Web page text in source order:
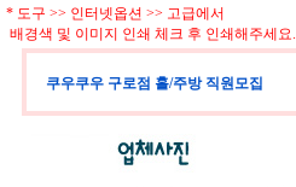
* 도구 >> 인터넷옵션 >> 고급에서
배경색 및 이미지 인쇄 체크 후 인쇄해주세요.
쿠우쿠우 구로점 홀/주방 직원모집